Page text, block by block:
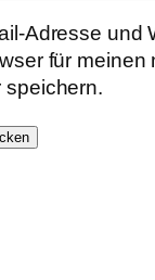
Adresse und
für meinen
speichern.